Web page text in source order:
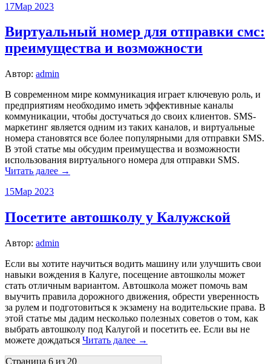
17Мар 2023
Виртуальный номер для отправки смс:
преимущества и возможности
Автор: admin
В современном мире коммуникация играет ключевую роль, и
предприятиям необходимо иметь эффективные каналы
коммуникации, чтобы достучаться до своих клиентов. SMS-
маркетинг является одним из таких каналов, и виртуальные
номера становятся все более популярными для отправки SMS.
В этой статье мы обсудим преимущества и возможности
использования виртуального номера для отправки SMS.
Читать далее →
15Мар 2023
Посетите автошколу у Калужской
Автор: admin
Если вы хотите научиться водить машину или улучшить свои
навыки вождения в Калуге, посещение автошколы может
стать отличным вариантом. Автошкола может помочь вам
выучить правила дорожного движения, обрести уверенность
за рулем и подготовиться к экзамену на водительские права. В
этой статье мы дадим несколько полезных советов о том, как
выбрать автошколу под Калугой и посетить ее. Если вы не
можете дождаться Читать далее →
Страница 6 из 20